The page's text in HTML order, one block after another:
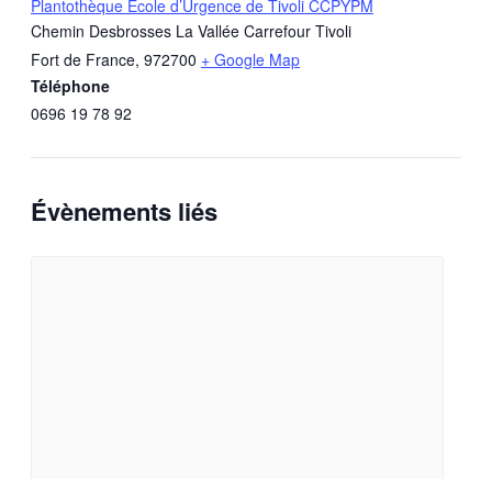
Plantothèque École d’Urgence de Tivoli CCPYPM
Chemin Desbrosses La Vallée Carrefour Tivoli
Fort de France, 972700 + Google Map
Téléphone
0696 19 78 92
Évènements liés